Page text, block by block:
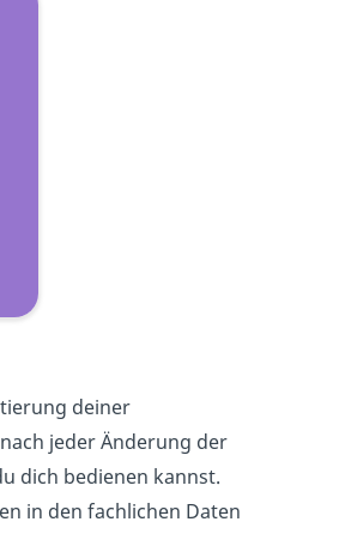
deiner
jeder Änderung der
dich bedienen kannst.
in den fachlichen Daten